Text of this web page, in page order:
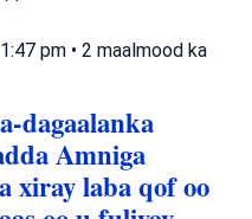
pm • 2 maalmood ka
dagaalanka
Amniga
xiray laba qof oo